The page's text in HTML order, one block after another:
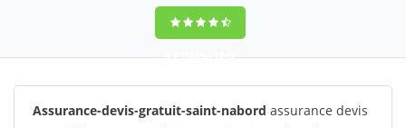
9,2(100%)1242
votes
Assurance-devis-gratuit-saint-nabord assurance devis